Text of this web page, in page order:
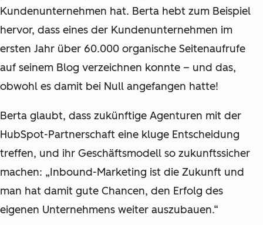
Kundenunternehmen hat. Berta hebt zum Beispiel
hervor, dass eines der Kundenunternehmen im
ersten Jahr über 60.000 organische Seitenaufrufe
auf seinem Blog verzeichnen konnte – und das,
obwohl es damit bei Null angefangen hatte!
Berta glaubt, dass zukünftige Agenturen mit der
HubSpot-Partnerschaft eine kluge Entscheidung
treffen, und ihr Geschäftsmodell so zukunftssicher
machen: „Inbound-Marketing ist die Zukunft und
man hat damit gute Chancen, den Erfolg des
eigenen Unternehmens weiter auszubauen.“